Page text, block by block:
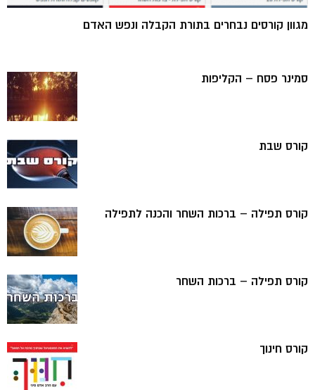
מגוון קורסים נבחרים בתורת הקבלה ונפש האדם
סמינר פסח – הקליפות
קורס שבת
קורס תפילה – ברכות השחר והכנה לתפילה
קורס תפילה – ברכות השחר
קורס חינוך